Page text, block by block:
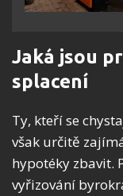
Jaká jsou
splacení
Ty, kteří se
však určitě
hypotéky zbavit.
vyřizování